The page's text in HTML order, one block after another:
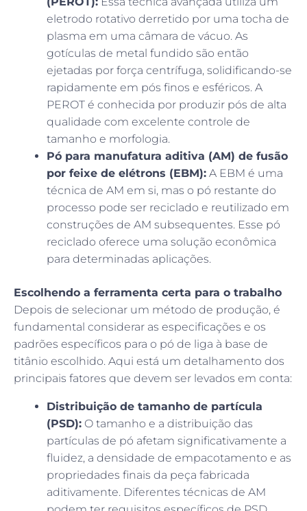
eletrodo rotativo derretido por uma tocha de
plasma em uma câmara de vácuo. As
gotículas de metal fundido são então
ejetadas por força centrífuga, solidificando-se
rapidamente em pós finos e esféricos. A
PEROT é conhecida por produzir pós de alta
qualidade com excelente controle de
tamanho e morfologia.
Pó para manufatura aditiva (AM) de fusão
por feixe de elétrons (EBM): A EBM é uma
técnica de AM em si, mas o pó restante do
processo pode ser reciclado e reutilizado em
construções de AM subsequentes. Esse pó
reciclado oferece uma solução econômica
para determinadas aplicações.
Escolhendo a ferramenta certa para o trabalho
Depois de selecionar um método de produção, é
fundamental considerar as especificações e os
padrões específicos para o pó de liga à base de
titânio escolhido. Aqui está um detalhamento dos
principais fatores que devem ser levados em conta:
Distribuição de tamanho de partícula
(PSD): O tamanho e a distribuição das
partículas de pó afetam significativamente a
fluidez, a densidade de empacotamento e as
propriedades finais da peça fabricada
aditivamente. Diferentes técnicas de AM